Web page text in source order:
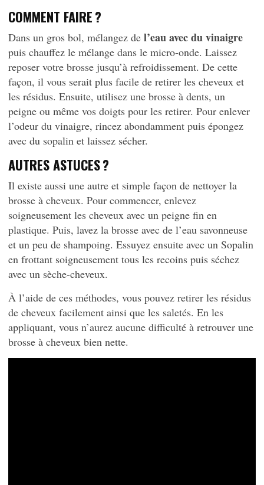
COMMENT FAIRE ?
Dans un gros bol, mélangez de l’eau avec du vinaigre
puis chauffez le mélange dans le micro-onde. Laissez
reposer votre brosse jusqu’à refroidissement. De cette
façon, il vous serait plus facile de retirer les cheveux et
les résidus. Ensuite, utilisez une brosse à dents, un
peigne ou même vos doigts pour les retirer. Pour enlever
l’odeur du vinaigre, rincez abondamment puis épongez
avec du sopalin et laissez sécher.
AUTRES ASTUCES ?
Il existe aussi une autre et simple façon de nettoyer la
brosse à cheveux. Pour commencer, enlevez
soigneusement les cheveux avec un peigne fin en
plastique. Puis, lavez la brosse avec de l’eau savonneuse
et un peu de shampoing. Essuyez ensuite avec un Sopalin
en frottant soigneusement tous les recoins puis séchez
avec un sèche-cheveux.
À l’aide de ces méthodes, vous pouvez retirer les résidus
de cheveux facilement ainsi que les saletés. En les
appliquant, vous n’aurez aucune difficulté à retrouver une
brosse à cheveux bien nette.